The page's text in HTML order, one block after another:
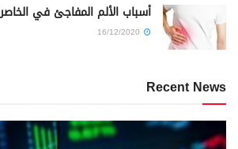
أسباب الألم المفاجئ في
Recent News